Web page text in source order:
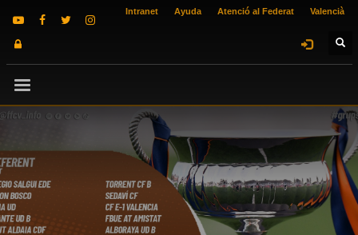
Intranet Ayuda Atenció al Federat Valencià